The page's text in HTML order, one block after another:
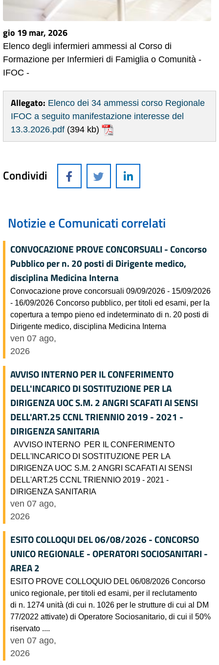
gio 19 mar, 2026
Elenco degli infermieri ammessi al Corso di
Formazione per Infermieri di Famiglia o Comunità -
IFOC -
Allegato: Elenco dei 34 ammessi corso Regionale
IFOC a seguito manifestazione interesse del
13.3.2026.pdf (394 kb)
Condividi
Notizie e Comunicati correlati
CONVOCAZIONE PROVE CONCORSUALI - Concorso
Pubblico per n. 20 posti di Dirigente medico,
disciplina Medicina Interna
Convocazione prove concorsuali 09/09/2026 - 15/09/2026
- 16/09/2026 Concorso pubblico, per titoli ed esami, per la
copertura a tempo pieno ed indeterminato di n. 20 posti di
Dirigente medico, disciplina Medicina Interna
ven 07 ago,
2026
AVVISO INTERNO PER IL CONFERIMENTO
DELL'INCARICO DI SOSTITUZIONE PER LA
DIRIGENZA UOC S.M. 2 ANGRI SCAFATI AI SENSI
DELL'ART.25 CCNL TRIENNIO 2019 - 2021 -
DIRIGENZA SANITARIA
AVVISO INTERNO PER IL CONFERIMENTO
DELL'INCARICO DI SOSTITUZIONE PER LA
DIRIGENZA UOC S.M. 2 ANGRI SCAFATI AI SENSI
DELL'ART.25 CCNL TRIENNIO 2019 - 2021 -
DIRIGENZA SANITARIA
ven 07 ago,
2026
ESITO COLLOQUI DEL 06/08/2026 - CONCORSO
UNICO REGIONALE - OPERATORI SOCIOSANITARI -
AREA 2
ESITO PROVE COLLOQUIO DEL 06/08/2026 Concorso
unico regionale, per titoli ed esami, per il reclutamento
di n. 1274 unità (di cui n. 1026 per le strutture di cui al DM
77/2022 attivate) di Operatore Sociosanitario, di cui il 50%
riservato ....
ven 07 ago,
2026